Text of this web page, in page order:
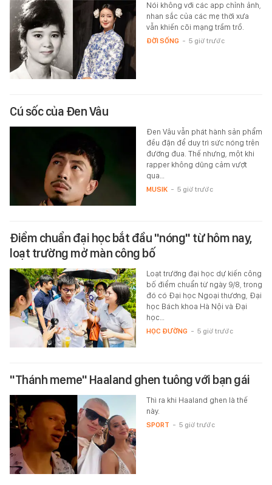
Nói không với các app chỉnh ảnh,
nhan sắc của các mẹ thời xưa
vẫn khiến cõi mạng trầm trồ.
ĐỜI SỐNG - 5 giờ trước
Cú sốc của Đen Vâu
Đen Vâu vẫn phát hành sản phẩm
đều đặn để duy trì sức nóng trên
đường đua. Thế nhưng, một khi
rapper không dũng cảm vượt
qua…
MUSIK - 5 giờ trước
Điểm chuẩn đại học bắt đầu "nóng" từ hôm nay,
loạt trường mở màn công bố
Loạt trường đại học dự kiến công
bố điểm chuẩn từ ngày 9/8, trong
đó có Đại học Ngoại thương, Đại
học Bách khoa Hà Nội và Đại
học…
HỌC ĐƯỜNG - 5 giờ trước
"Thánh meme" Haaland ghen tuông với bạn gái
Thì ra khi Haaland ghen là thế
này.
SPORT - 5 giờ trước